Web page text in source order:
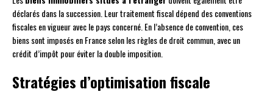
déclarés dans la succession. Leur traitement fiscal dépend des conventions
fiscales en vigueur avec le pays concerné. En l’absence de convention, ces
biens sont imposés en France selon les règles de droit commun, avec un
crédit d’impôt pour éviter la double imposition.
Stratégies d’optimisation fiscale